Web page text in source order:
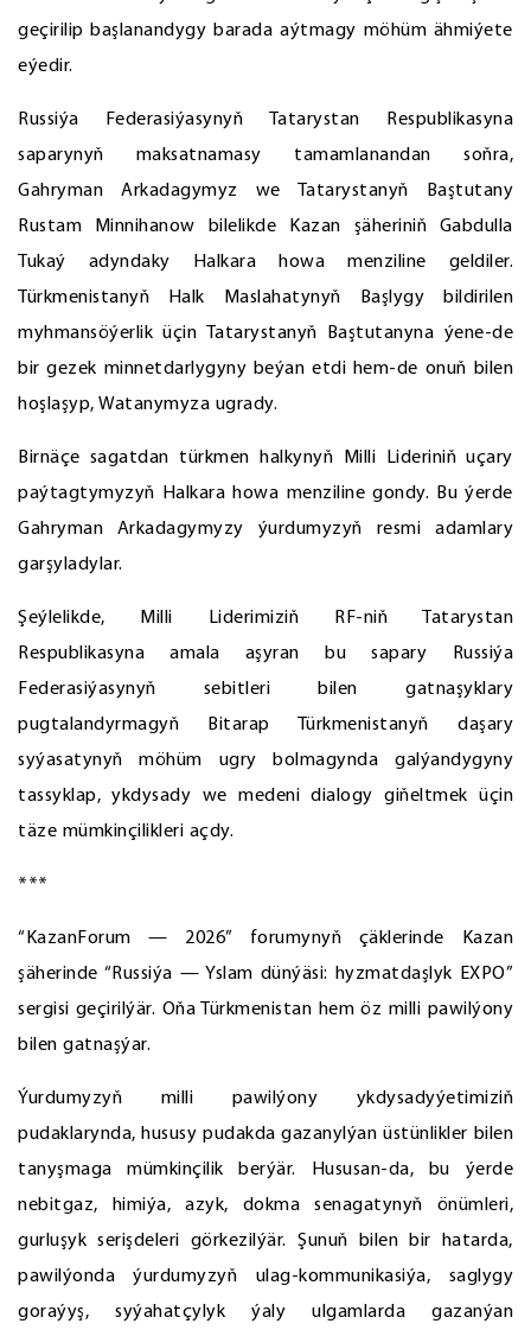
geçirilip başlanandygy barada aýtmagy möhüm ähmiýete
eýedir.
Russiýa Federasiýasynyň Tatarystan Respublikasyna
saparynyň maksatnamasy tamamlanandan soňra,
Gahryman Arkadagymyz we Tatarystanyň Baştutany
Rustam Minnihanow bilelikde Kazan şäheriniň Gabdulla
Tukaý adyndaky Halkara howa menziline geldiler.
Türkmenistanyň Halk Maslahatynyň Başlygy bildirilen
myhmansöýerlik üçin Tatarystanyň Baştutanyna ýene-de
bir gezek minnetdarlygyny beýan etdi hem-de onuň bilen
hoşlaşyp, Watanymyza ugrady.
Birnäçe sagatdan türkmen halkynyň Milli Lideriniň uçary
paýtagtymyzyň Halkara howa menziline gondy. Bu ýerde
Gahryman Arkadagymyzy ýurdumyzyň resmi adamlary
garşyladylar.
Şeýlelikde, Milli Liderimiziň RF-niň Tatarystan
Respublikasyna amala aşyran bu sapary Russiýa
Federasiýasynyň sebitleri bilen gatnaşyklary
pugtalandyrmagyň Bitarap Türkmenistanyň daşary
syýasatynyň möhüm ugry bolmagynda galýandygyny
tassyklap, ykdysady we medeni dialogy giňeltmek üçin
täze mümkinçilikleri açdy.
***
“KazanForum — 2026” forumynyň çäklerinde Kazan
şäherinde “Russiýa — Yslam dünýäsi: hyzmatdaşlyk EXPO”
sergisi geçirilýär. Oňa Türkmenistan hem öz milli pawilýony
bilen gatnaşýar.
Ýurdumyzyň milli pawilýony ykdysadyýetimiziň
pudaklarynda, hususy pudakda gazanylýan üstünlikler bilen
tanyşmaga mümkinçilik berýär. Hususan-da, bu ýerde
nebitgaz, himiýa, azyk, dokma senagatynyň önümleri,
gurluşyk serişdeleri görkezilýär. Şunuň bilen bir hatarda,
pawilýonda ýurdumyzyň ulag-kommunikasiýa, saglygy
goraýyş, syýahatçylyk ýaly ulgamlarda gazanýan